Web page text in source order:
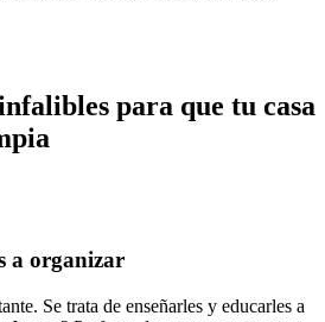
para que tu casa
a organizar
Se trata de enseñarles y educarles a